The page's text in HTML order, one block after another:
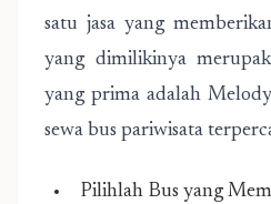
satu jasa yang
yang dimilikinya
yang prima adalah
sewa bus pariwisata
Pilihlah Bus yang